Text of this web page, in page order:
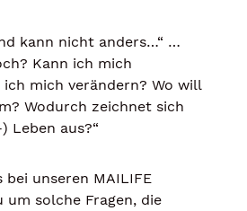
kann nicht anders…“ …
Kann ich mich
ich mich verändern? Wo will
Wodurch zeichnet sich
Leben aus?“
unseren MAILIFE
um solche Fragen, die